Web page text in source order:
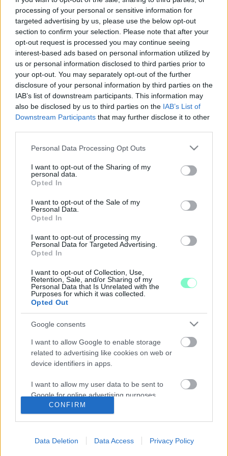
processing of your personal or sensitive information for
targeted advertising by us, please use the below opt-out
section to confirm your selection. Please note that after your
opt-out request is processed you may continue seeing
interest-based ads based on personal information utilized by
us or personal information disclosed to third parties prior to
your opt-out. You may separately opt-out of the further
disclosure of your personal information by third parties on the
IAB’s list of downstream participants. This information may
also be disclosed by us to third parties on the IAB’s List of
Downstream Participants that may further disclose it to other
Please note that this website/app uses one or more Google
not limited to your visit or usage behaviour. You may click to
grant or deny consent to Google and its third-party tags to
use your data for below specified purposes in below Google
consent section.
Personal Data Processing Opt Outs
I want to opt-out of the Sharing of my
personal data.
Opted In
I want to opt-out of the Sale of my
Personal Data.
Opted In
I want to opt-out of processing my
Personal Data for Targeted Advertising.
Opted In
I want to opt-out of Collection, Use,
Retention, Sale, and/or Sharing of my
Personal Data that Is Unrelated with the
Purposes for which it was collected.
Opted Out
Google consents
I want to allow Google to enable storage
related to advertising like cookies on web or
device identifiers in apps.
I want to allow my user data to be sent to
Google for online advertising purposes.
I want to allow Google to send me
I want to allow Google to enable storage
CONFIRM
Data Deletion Data Access Privacy Policy
Közleményben búcsúzik a Haladástól a tegnap lemondott
ügyvezető.
ÚJABB BIZOTTSÁGI ÜLÉS ZAJLOTT LE A
HALADÁS VEZETŐINEK TÁVOLMARADÁSÁVAL
2023. december. 12. 12:15
Ezúttal a Városstratégiai, Idegenforgalmi és Sport Bizottság
meghívásának nem tettek eleget.
ISMÉT MEGHÍVÓT KÜLD A SZOMBATHELYI
HALADÁS VEZETŐSÉGÉNEK A VÁROSI
KÖZGYŰLÉS
2023. november. 30. 14:08
Nyáron is meginvitálták őket, akkor nem jelent meg egyikük sem.
KEZDEMÉNYEZTE A HALADÁS LABDARÚGÓ
TAGGYŰLÉSÉNEK ÖSSZEHÍVÁSÁT A
SZOMBATHELYI ÖNKORMÁNYZAT
Egyelőre nem veszik fel a telefont az ügyvezetők a
városvezetésnek.
JELENLÉTÉVEL HOMLOK ZSOLT, A HALADÁS-
SZURKOLÓKAT NEM FOGJA
A tulajdonos nem lesz ott a csütörtökre meghirdetett szurkolói
ankéton.
ELKÖSZÖNT A SZOMBATHELYI HALADÁSTÓL
MICHAL HIPP VEZETŐEDZŐ
2023. május. 31. 13:48
klub a következő szezonban.
VÉGREHAJTÁST INDÍTOTT A NAV A
SZOMBATHELYI HALADÁS ELLEN
2022. december. 01. 18:59
Egyelőre nem tudni, hogy milyen tartozása van a focicsapatnak,
de van, az biztos.
HATALMAS A SUNNYOGÁS A HALADÁS
ŐRZIK, HOGY KI ÉS MENNYIÉRT BÉRLI A
ROHONCI ÚT FELÜLI KÁVÉZÓT